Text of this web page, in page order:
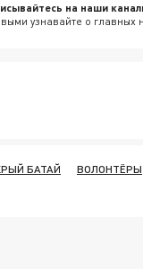
на наши
узнавайте о главных
БАТАЙ ВОЛОНТЁРЫ